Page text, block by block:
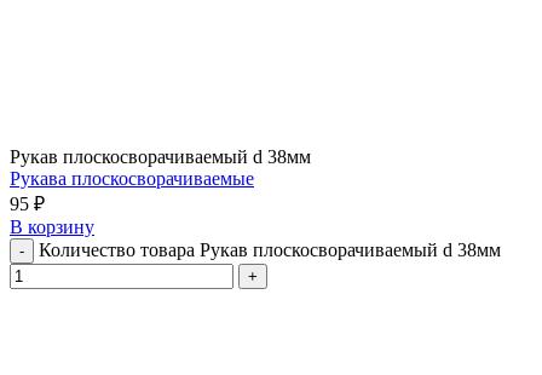
Рукав плоскосворачиваемый d 38мм
Рукава плоскосворачиваемые
95 ₽
В корзину
Количество товара Рукав плоскосворачиваемый d 38мм